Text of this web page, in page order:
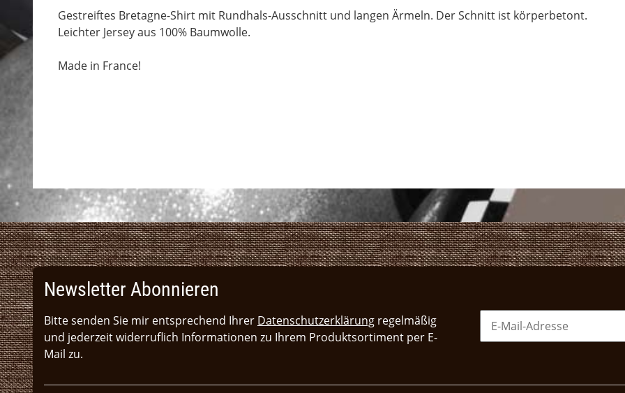
Gestreiftes Bretagne-Shirt mit Rundhals-Ausschnitt und langen Ärmeln. Der Schnitt ist körperbetont.
Leichter Jersey aus 100% Baumwolle.
Made in France!
Newsletter Abonnieren
Bitte senden Sie mir entsprechend Ihrer Datenschutzerklärung regelmäßig
und jederzeit widerruflich Informationen zu Ihrem Produktsortiment per E-
Mail zu.